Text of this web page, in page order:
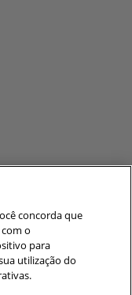
83concorda que
o
para
utilização do